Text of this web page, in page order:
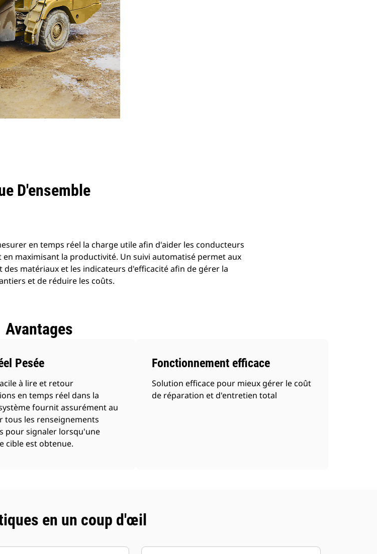
D'ensemble
en temps réel la charge utile afin d'aider les conducteurs
maximisant la productivité. Un suivi automatisé permet aux
matériaux et les indicateurs d'efficacité afin de gérer la
et de réduire les coûts.
Avantages
Pesée
à lire et retour
en temps réel dans la
fournit assurément au
tous les renseignements
pour signaler lorsqu'une
cible est obtenue.
Fonctionnement efficace
Solution efficace pour mieux gérer le coût
de réparation et d'entretien total
en un coup d'œil